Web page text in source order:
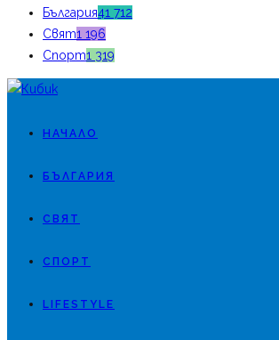
България41 712
Свят1 196
Спорт1 319
НАЧАЛО
БЪЛГАРИЯ
СВЯТ
СПОРТ
LIFESTYLE